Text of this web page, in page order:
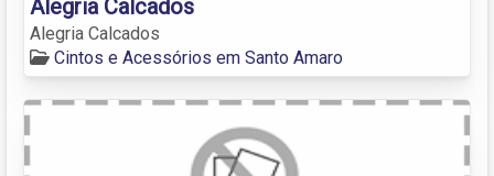
Alegria Calcados
Alegria Calcados
Cintos e Acessórios em Santo Amaro